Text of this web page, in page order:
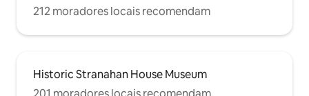
212 moradores locais recomendam
Historic Stranahan House Museum